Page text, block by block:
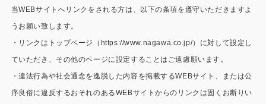
休憩室・喫煙室
中古品
お問い合わせ
利用規約
特定商取引法に基づく表記
当WEBサイトへリンクをされる方は、以下の条項を遵守いただきますよ
うお願い致します。
・リンクはトップページ（ https://www.nagawa.co.jp/）に対して設定し
ていただき、その他のページに設定することはご遠慮願います。
・違法行為や社会通念を逸脱した内容を掲載するWEBサイト、または公
序良俗に違反するおそれのあるWEBサイトからのリンクは固くお断りい